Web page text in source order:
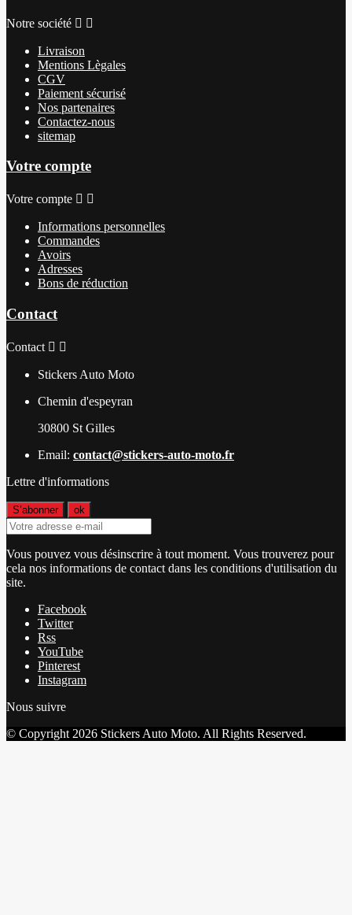
Notre société  
Livraison
Mentions Lègales
CGV
Paiement sécurisé
Nos partenaires
Contactez-nous
sitemap
Votre compte
Votre compte  
Informations personnelles
Commandes
Avoirs
Adresses
Bons de réduction
Contact
Contact  
Stickers Auto Moto
Chemin d'espeyran
30800 St Gilles
Email: contact@stickers-auto-moto.fr
Lettre d'informations
Vous pouvez vous désinscrire à tout moment. Vous trouverez pour
cela nos informations de contact dans les conditions d'utilisation du
site.
Facebook
Twitter
Rss
YouTube
Pinterest
Instagram
Nous suivre
© Copyright 2026 Stickers Auto Moto. All Rights Reserved.